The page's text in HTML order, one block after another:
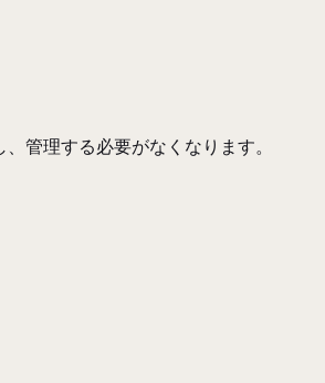
管理する必要がなくなります。